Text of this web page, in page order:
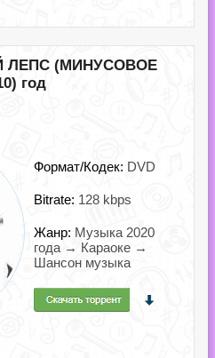
ЛЕПС (МИНУСОВОЕ
год
Формат/Кодек: DVD
Bitrate: 128 kbps
Жанр: Музыка 2020
года → Караоке →
Шансон музыка